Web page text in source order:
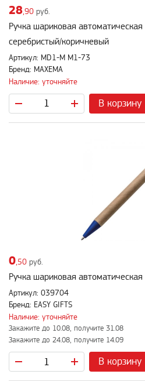
28,90 руб.
Ручка шариковая
серебристый/коричневый
Артикул: MD1-M M1-73
Бренд: MAXEMA
Наличие: уточняйте
В корзину
0 ,50 руб.
Ручка шариковая
Артикул: 039704
Бренд: EASY GIFTS
Наличие: уточняйте
Закажите до 10.08, получите 31.08
Закажите до 24.08, получите 14.09
В корзину